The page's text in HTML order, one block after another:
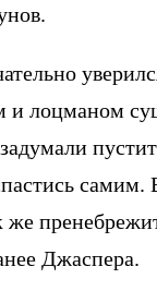
и лоцманом
самим.
же
Джаспера.